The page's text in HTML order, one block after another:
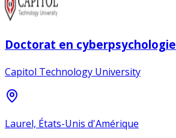
Doctorat en cyberpsychologie
Capitol Technology University
Laurel, États-Unis d'Amérique